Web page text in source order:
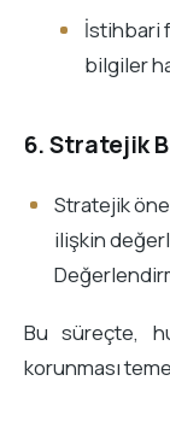
İstihbari
bilgiler
6. Stratejik
Stratejik
ilişkin
Bu süreçte,
korunması